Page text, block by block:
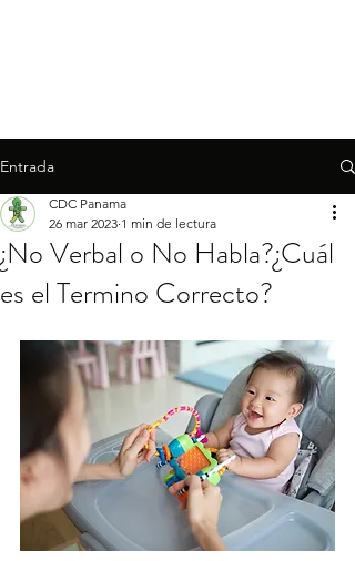
Entrada
¿No Verbal o No Habla?¿Cuál
es el Termino Correcto?
CDC Panama
26 mar 2023 1 min de lectura